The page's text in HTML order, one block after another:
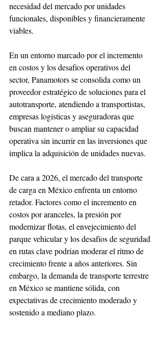
necesidad del mercado por unidades
funcionales, disponibles y financieramente
viables.
En un entorno marcado por el incremento
en costos y los desafíos operativos del
sector, Panamotors se consolida como un
proveedor estratégico de soluciones para el
autotransporte, atendiendo a transportistas,
empresas logísticas y aseguradoras que
buscan mantener o ampliar su capacidad
operativa sin incurrir en las inversiones que
implica la adquisición de unidades nuevas.
De cara a 2026, el mercado del transporte
de carga en México enfrenta un entorno
retador. Factores como el incremento en
costos por aranceles, la presión por
modernizar flotas, el envejecimiento del
parque vehicular y los desafíos de seguridad
en rutas clave podrían moderar el ritmo de
crecimiento frente a años anteriores. Sin
embargo, la demanda de transporte terrestre
en México se mantiene sólida, con
expectativas de crecimiento moderado y
sostenido a mediano plazo.